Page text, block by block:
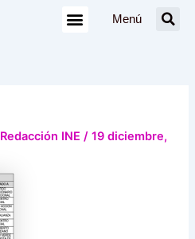
Menú
Redacción INE/19 diciembre,